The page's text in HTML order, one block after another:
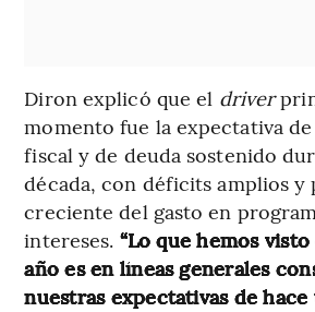
Diron explicó que el driver
momento fue la expectativa
fiscal y de deuda sostenido
década, con déficits amplios y
creciente del gasto en
intereses. “Lo que hemos
año es en líneas generales
nuestras expectativas de hace